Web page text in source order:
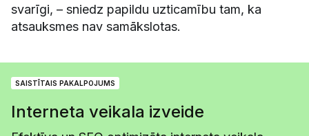
svarīgi, – sniedz papildu uzticamību tam, ka
atsauksmes nav samākslotas.
SAISTĪTAIS PAKALPOJUMS
Interneta veikala izveide